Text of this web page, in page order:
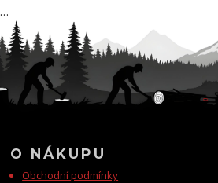
O NÁKUPU
Obchodní podmínky
…